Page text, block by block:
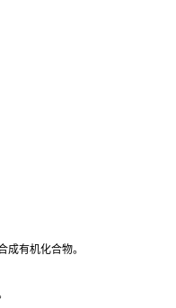
成有机化合物。